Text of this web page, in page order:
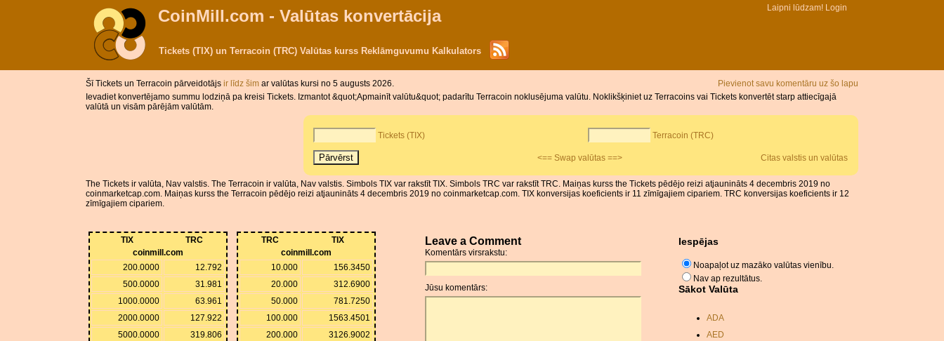
CoinMill.com - Valūtas konvertācija Laipni lūdzam! Login
Tickets (TIX) un Terracoin (TRC) Valūtas kurss Reklāmguvumu Kalkulators
Pievienot savu komentāru uz šo lapu
Šī Tickets un Terracoin pārveidotājs ir līdz šim ar valūtas kursi no 5 augusts 2026.
Ievadiet konvertējamo summu lodziņā pa kreisi Tickets. Izmantot &quot;Apmainīt valūtu&quot; padarītu Terracoin noklusējuma valūtu. Noklikšķiniet uz Terracoins vai Tickets konvertēt starp attiecīgajā
valūtā un visām pārējām valūtām.
Tickets (TIX) Terracoin (TRC)
<== Swap valūtas ==> Citas valstis un valūtas
The Tickets ir valūta, Nav valstis. The Terracoin ir valūta, Nav valstis. Simbols TIX var rakstīt TIX. Simbols TRC var rakstīt TRC. Maiņas kurss the Tickets pēdējo reizi atjaunināts 4 decembris 2019 no
coinmarketcap.com. Maiņas kurss the Terracoin pēdējo reizi atjaunināts 4 decembris 2019 no coinmarketcap.com. TIX konversijas koeficients ir 11 zīmīgajiem cipariem. TRC konversijas koeficients ir 12
zīmīgajiem cipariem.
TIX
TRC
coinmill.com
200.0000
12.792
500.0000
31.981
1000.0000
63.961
2000.0000
127.922
5000.0000
319.806
TRC
TIX
coinmill.com
10.000
156.3450
20.000
312.6900
50.000
781.7250
100.000
1563.4501
200.000
3126.9002
Leave a Comment
Komentārs virsrakstu:
Jūsu komentārs:
Iespējas
Noapaļot uz mazāko valūtas vienību.
Nav ap rezultātus.
Sākot Valūta
ADA
AED